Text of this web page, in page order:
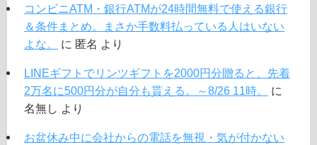
コンビニATM・銀行ATMが24時間無料で使える銀行
＆条件まとめ。まさか手数料払っている人はいない
よな。
に 匿名 より
LINEギフトでリンツギフトを2000円分贈ると、先着
2万名に500円分が自分も貰える。～8/26 11時。
に
名無し より
お盆休み中に会社からの電話を無視・気が付かない